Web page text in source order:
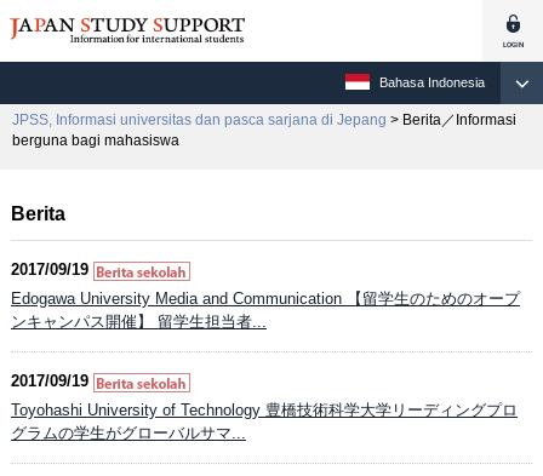
Bahasa Indonesia
JPSS, Informasi universitas dan pasca sarjana di Jepang > Berita／Informasi
berguna bagi mahasiswa
Berita
2017/09/19
Edogawa University Media and Communication 【留学生のためのオープ
ンキャンパス開催】 留学生担当者...
2017/09/19
Toyohashi University of Technology 豊橋技術科学大学リーディングプロ
グラムの学生がグローバルサマ...